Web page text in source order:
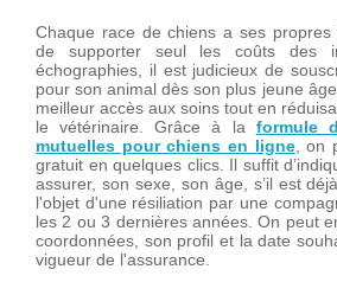
Chaque race de chiens a ses propres
de supporter seul les coûts des
échographies, il est judicieux de
pour son animal dès son plus jeune
meilleur accès aux soins tout en
le vétérinaire. Grâce à la formule
mutuelles pour chiens en ligne, on
gratuit en quelques clics. Il suffit
assurer, son sexe, son âge, s’il est
l'objet d'une résiliation par une
les 2 ou 3 dernières années. On peut
coordonnées, son profil et la date
vigueur de l'assurance.